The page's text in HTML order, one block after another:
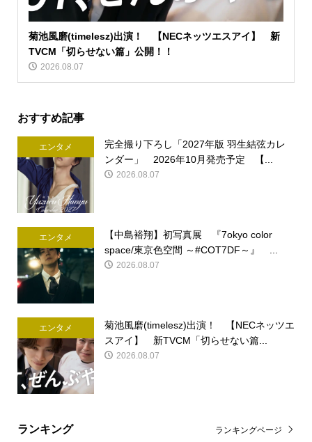
菊池風磨(timelesz)出演！ 【NECネッツエスアイ】 新
TVCM「切らせない篇」公開！！
2026.08.07
おすすめ記事
エンタメ
完全撮り下ろし「2027年版 羽生結弦カレ
ンダー」 2026年10月発売予定 【...
2026.08.07
エンタメ
【中島裕翔】初写真展 『7okyo color
space/東京色空間 ～#COT7DF～』 ...
2026.08.07
エンタメ
菊池風磨(timelesz)出演！ 【NECネッツエ
スアイ】 新TVCM「切らせない篇...
2026.08.07
ランキング ランキングページ